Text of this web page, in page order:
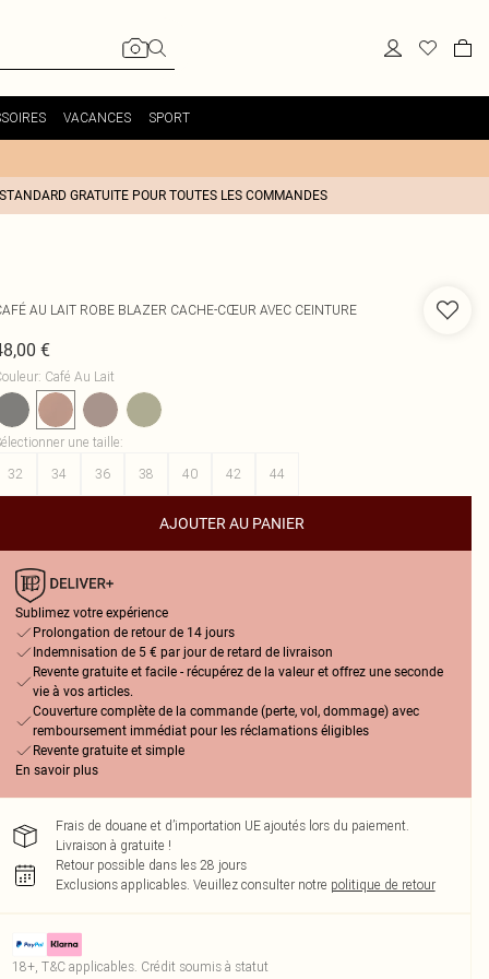
VACANCES SPORT
GRATUITE POUR TOUTES LES COMMANDES
AU LAIT ROBE BLAZER CACHE-CŒUR AVEC CEINTURE
€
: Café Au Lait
une taille:
32
34 36 38 40 42 44
AJOUTER AU PANIER
Sublimez votre expérience
Prolongation de retour de 14 jours
Indemnisation de 5 € par jour de retard de livraison
Revente gratuite et facile - récupérez de la valeur et offrez une seconde
vie à vos articles.
Couverture complète de la commande (perte, vol, dommage) avec
remboursement immédiat pour les réclamations éligibles
Revente gratuite et simple
En savoir plus
Frais de douane et d’importation UE ajoutés lors du paiement.
Livraison à gratuite !
Retour possible dans les 28 jours
Exclusions applicables. Veuillez consulter notre politique de retour
18+, T&C applicables. Crédit soumis à statut